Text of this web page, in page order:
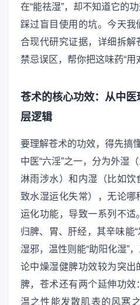
在“能祛湿”，却不知道它的
踩过盲目使用的坑。今天
合现代研究证据，详细拆解
禁忌误区，帮你把这味药“用
苍术的核心功效：从中
层逻辑
要理解苍术的功效，得先搞
中医“六淫”之一，分为外湿
淋雨涉水）和内湿（比如
致水湿运化失常），无论
运化功能，导致一系列不适
归脾、胃、肝经，其辛味能“
湿邪，温性则能“助阳化湿”
论中燥湿健脾功效较为突
脾，苍术还有两个延伸功
温之性能发散肌表的风寒